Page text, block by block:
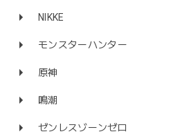
NIKKE
モンスターハンター
原神
鳴潮
ゼンレスゾーンゼロ